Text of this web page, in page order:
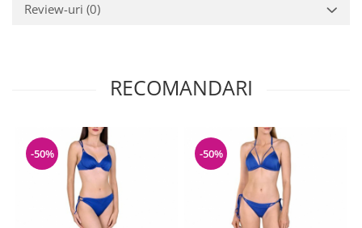
Review-uri (0)
RECOMANDARI
-50% -50%